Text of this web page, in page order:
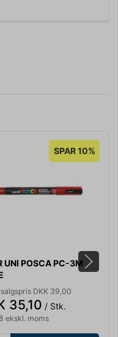
SPAR 10%
UNI POSCA PC-3M
DKK 39,00
35,10 / Stk.
ekskl. moms